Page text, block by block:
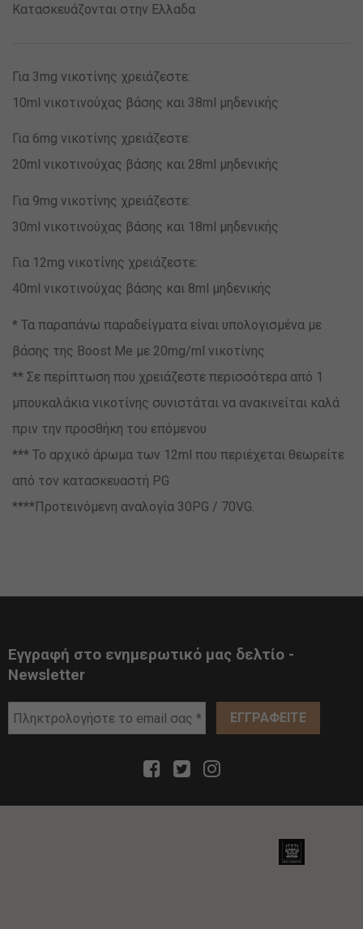
Κατασκευάζονται στην Ελλαδα
Για 3mg νικοτίνης χρειάζεστε:
10ml νικοτινούχας βάσης και 38ml μηδενικής
Για 6mg νικοτίνης χρειάζεστε:
20ml νικοτινούχας βάσης και 28ml μηδενικής
Για 9mg νικοτίνης χρειάζεστε:
30ml νικοτινούχας βάσης και 18ml μηδενικής
Για 12mg νικοτίνης χρειάζεστε:
40ml νικοτινούχας βάσης και 8ml μηδενικής
* Τα παραπάνω παραδείγματα είναι υπολογισμένα με
βάσης της Boost Me με 20mg/ml νικοτίνης
** Σε περίπτωση που χρειάζεστε περισσότερα από 1
μπουκαλάκια νικοτίνης συνιστάται να ανακινείται καλά
πριν την προσθήκη του επόμενου
*** Το αρχικό άρωμα των 12ml που περιέχεται θεωρείτε
από τον κατασκευαστή PG
****Προτεινόμενη αναλογία 30PG / 70VG.
Εγγραφή στο ενημερωτικό μας δελτίο -
Newsletter